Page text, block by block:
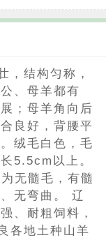
，结构匀称，
、母羊都有
；母羊角向后
良好，背腰平
绒毛白色，毛
5.5cm以上。
无髓毛，有髓
无弯曲。 辽
、耐粗饲料，
各地土种山羊